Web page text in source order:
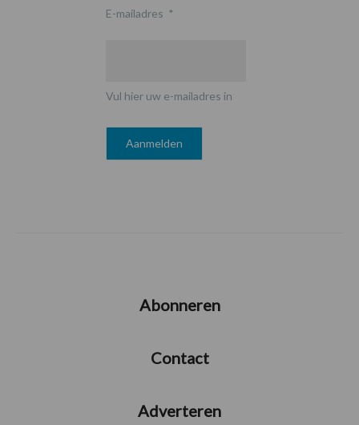
E-mailadres *
Vul hier uw e-mailadres in
Abonneren
Contact
Adverteren